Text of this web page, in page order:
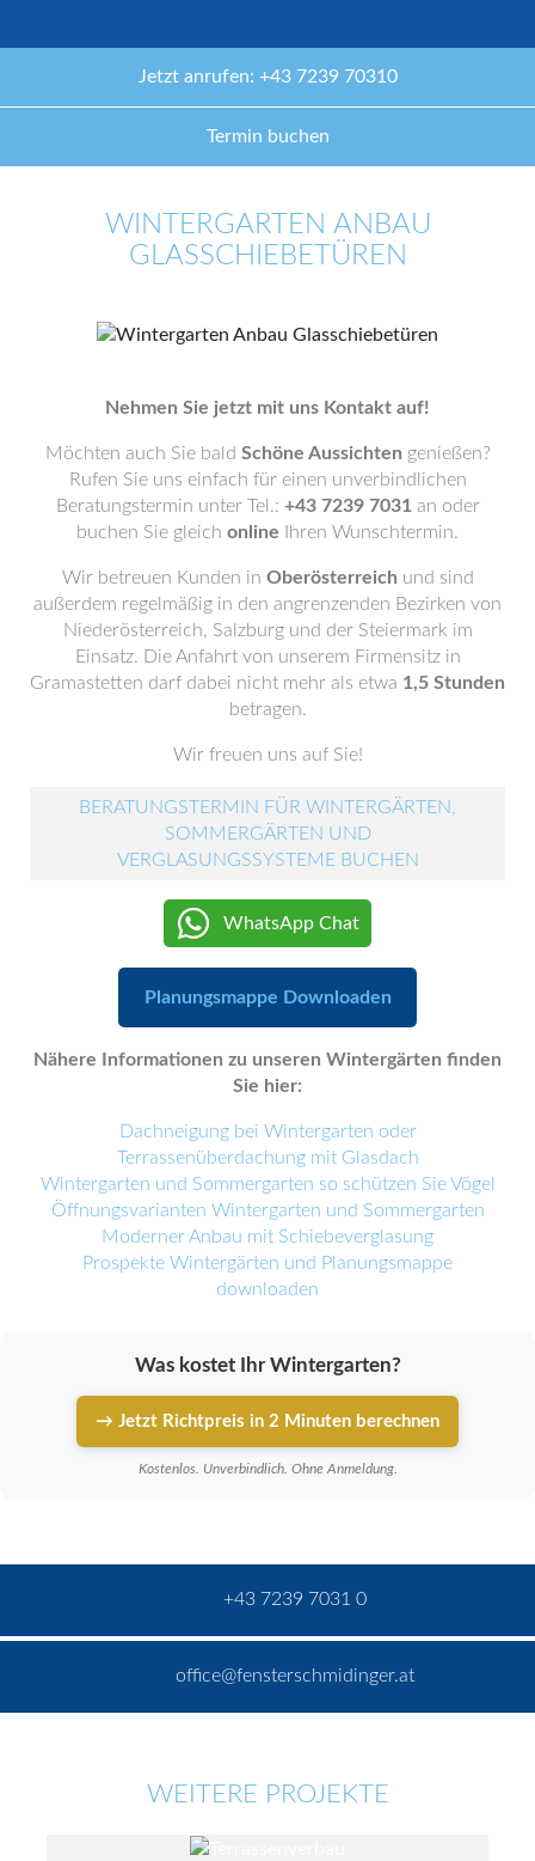
Jetzt anrufen: +43 7239 70310
Termin buchen
WINTERGARTEN ANBAU
GLASSCHIEBETÜREN
Nehmen Sie jetzt mit uns Kontakt auf!
Möchten auch Sie bald Schöne Aussichten genießen?
Rufen Sie uns einfach für einen unverbindlichen
Beratungstermin unter Tel.: +43 7239 7031 an oder
buchen Sie gleich online Ihren Wunschtermin.
Wir betreuen Kunden in Oberösterreich und sind
außerdem regelmäßig in den angrenzenden Bezirken von
Niederösterreich, Salzburg und der Steiermark im
Einsatz. Die Anfahrt von unserem Firmensitz in
Gramastetten darf dabei nicht mehr als etwa 1,5 Stunden
betragen.
Wir freuen uns auf Sie!
BERATUNGSTERMIN FÜR WINTERGÄRTEN,
SOMMERGÄRTEN UND
VERGLASUNGSSYSTEME BUCHEN
WhatsApp Chat
Planungsmappe Downloaden
Nähere Informationen zu unseren Wintergärten finden
Sie hier:
Dachneigung bei Wintergarten oder
Terrassenüberdachung mit Glasdach
Wintergarten und Sommergarten so schützen Sie Vögel
Öffnungsvarianten Wintergarten und Sommergarten
Moderner Anbau mit Schiebeverglasung
Prospekte Wintergärten und Planungsmappe
downloaden
Was kostet Ihr Wintergarten?
→ Jetzt Richtpreis in 2 Minuten berechnen
Kostenlos. Unverbindlich. Ohne Anmeldung.
+43 7239 7031 0
office@fensterschmidinger.at
WEITERE PROJEKTE